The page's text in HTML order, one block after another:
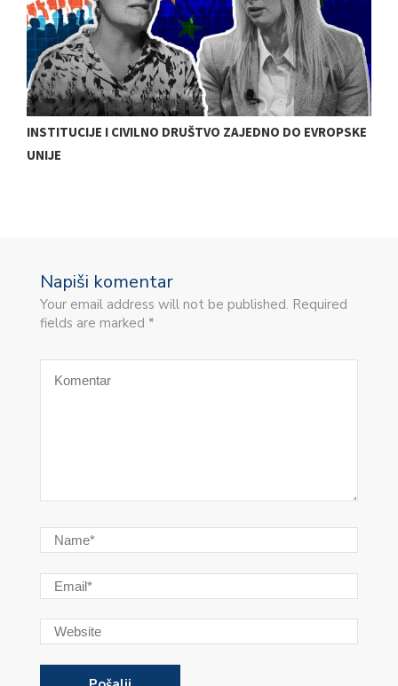
INSTITUCIJE I CIVILNO DRUŠTVO ZAJEDNO DO EVROPSKE
UNIJE
Napiši komentar
Your email address will not be published. Required
fields are marked *